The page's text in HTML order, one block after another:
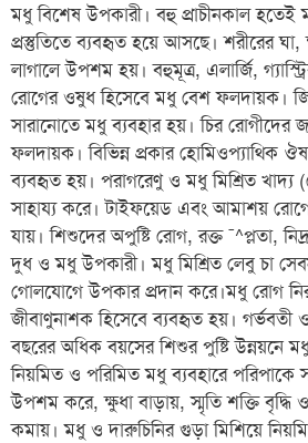
মধু বিশেষ উপকারী। বহু প্রাচীনকাল হতেই
প্রস্তুতিতে ব্যবহৃত হয়ে আসছে। শরীরের
লাগালে উপশম হয়। বহুমূত্র, এলার্জি,
রোগের ওষুধ হিসেবে মধু বেশ ফলদায়ক।
সারানোতে মধু ব্যবহার হয়। চির রোগীদের
ফলদায়ক। বিভিন্ন প্রকার হোমিওপ্যাথিক
ব্যবহৃত হয়। পরাগরেণু ও মধু মিশ্রিত খাদ্য
সাহায্য করে। টাইফয়েড এবং আমাশয়
যায়। শিশুদের অপুষ্টি রোগ, রক্ত ¯^প্লতা,
দুধ ও মধু উপকারী। মধু মিশ্রিত লেবু চা
গোলযোগে উপকার প্রদান করে।মধু রোগ
জীবাণুনাশক হিসেবে ব্যবহৃত হয়। গর্ভবতী
বছরের অধিক বয়সের শিশুর পুষ্টি উন্নয়নে
নিয়মিত ও পরিমিত মধু ব্যবহারে পরিপাকে
উপশম করে, ক্ষুধা বাড়ায়, স্মৃতি শক্তি বৃদ্ধি
কমায়। মধু ও দারুচিনির গুড়া মিশিয়ে